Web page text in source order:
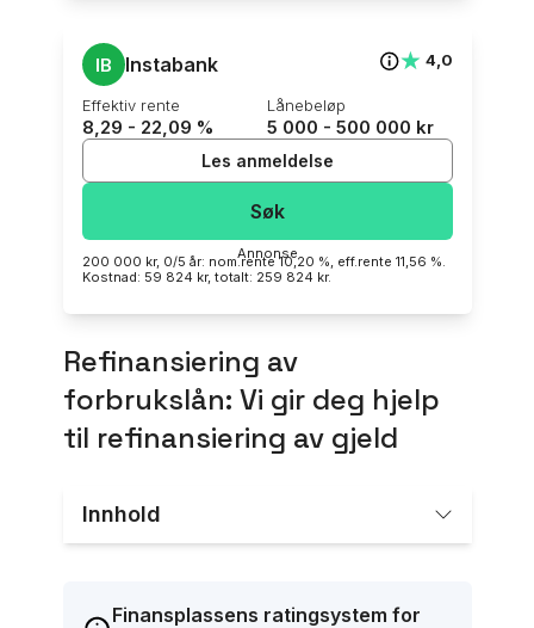
IB Instabank ★
★ 4,0
effektiv rente
8,29 - 22,09 %
lånebeløp
5 000 - 500 000 kr
Les anmeldelse
Søk
annonse
200 000 kr, 0/5 år: nom.rente 10,20 %, eff.rente 11,56 %.
Kostnad: 59 824 kr, totalt: 259 824 kr.
Refinansiering av
forbrukslån: Vi gir deg hjelp
til refinansiering av gjeld
Innhold
Finansplassens ratingsystem for